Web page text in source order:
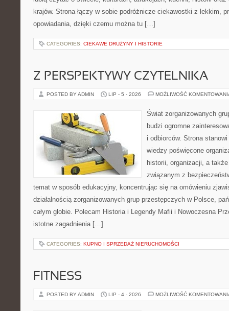
krajów. Strona łączy w sobie podróżnicze ciekawostki z lekkim,
opowiadania, dzięki czemu można tu […]
CATEGORIES: CIEKAWE DRUŻYNY I HISTORIE
Z PERSPEKTYWY CZYTELNIKA
POSTED BY ADMIN LIP - 5 - 2026 MOŻLIWOŚĆ
Świat zorganizowanych
budzi ogromne
i odbiorców. Strona
wiedzy poświęcone
historii, organizacji, a
związanym z
temat w sposób edukacyjny, koncentrując się na omówieniu
działalnością zorganizowanych grup przestępczych w Polsce,
całym globie. Polecam Historia i Legendy Mafii i Nowoczesna
istotne zagadnienia […]
CATEGORIES: KUPNO I SPRZEDAŻ NIERUCHOMOŚCI
FITNESS
POSTED BY ADMIN LIP - 4 - 2026 MOŻLIWOŚĆ